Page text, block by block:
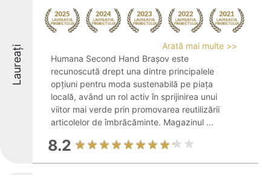
Laureați
Arată mai multe >>
Humana Second Hand Brașov este
recunoscută drept una dintre principalele
opțiuni pentru moda sustenabilă pe piața
locală, având un rol activ în sprijinirea unui
viitor mai verde prin promovarea reutilizării
articolelor de îmbrăcăminte. Magazinul ...
8.2